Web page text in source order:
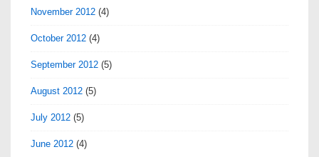
November 2012 (4)
October 2012 (4)
September 2012 (5)
August 2012 (5)
July 2012 (5)
June 2012 (4)